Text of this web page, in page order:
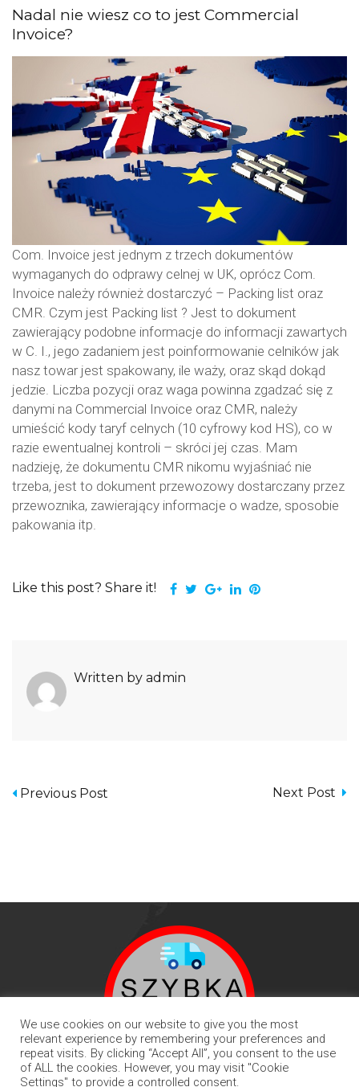
Nadal nie wiesz co to jest Commercial
Invoice?
Com. Invoice jest jednym z trzech dokumentów
wymaganych do odprawy celnej w UK, oprócz Com.
Invoice należy również dostarczyć – Packing list oraz
CMR. Czym jest Packing list ? Jest to dokument
zawierający podobne informacje do informacji zawartych
w C. I., jego zadaniem jest poinformowanie celników jak
nasz towar jest spakowany, ile waży, oraz skąd dokąd
jedzie. Liczba pozycji oraz waga powinna zgadzać się z
danymi na Commercial Invoice oraz CMR, należy
umieścić kody taryf celnych (10 cyfrowy kod HS), co w
razie ewentualnej kontroli – skróci jej czas. Mam
nadzieję, że dokumentu CMR nikomu wyjaśniać nie
trzeba, jest to dokument przewozowy dostarczany przez
przewoznika, zawierający informacje o wadze, sposobie
pakowania itp.
Like this post? Share it! Facebook
TwitterGoogle+
LinkedInPinterest
Written by admin
Nawigacja
Previous Post Next Post
We use cookies on our website to give you the most
relevant experience by remembering your preferences and
repeat visits. By clicking “Accept All”, you consent to the use
of ALL the cookies. However, you may visit "Cookie
Settings" to provide a controlled consent.